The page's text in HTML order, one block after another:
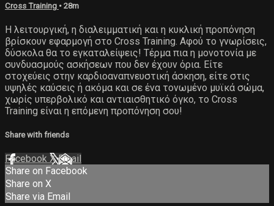
Cross Training • 28m
Η λειτουργική, η διαλειμματική και η κυκλική προπόνηση
βρίσκουν εφαρμογή στο Cross Training. Αφού το γνωρίσεις,
δύσκολα θα το εγκαταλείψεις! Τέρμα πια η μονοτονία με
συνδυασμούς ασκήσεων που δεν έχουν όρια. Είτε
στοχεύεις στην καρδιοαναπνευστική άσκηση, είτε στις
υψηλές καύσεις ή ακόμα και σε ένα τονωμένο μυϊκά σώμα,
χωρίς υπερβολικό και αντιαισθητικό όγκο, το Cross
Training είναι η επόμενη προπόνηση σου!
Share with friends
Facebook XEmail
Share on Facebook
Share on X
Share via Email